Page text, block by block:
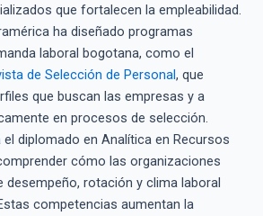
que fortalecen la empleabilidad.
ha diseñado programas
laboral bogotana, como el
de Selección de Personal, que
que buscan las empresas y a
en procesos de selección.
diplomado en Analítica en Recursos
cómo las organizaciones
desempeño, rotación y clima laboral
competencias aumentan la